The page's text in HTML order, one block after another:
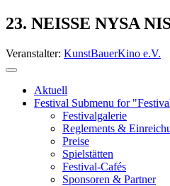
23. NEISSE NYSA
Veranstalter: KunstBauerKino e.V.
Aktuell
Festival Submenu for
Festivalgalerie
Reglements &
Preise
Spielstätten
Festival-Cafés
Sponsoren & Partner